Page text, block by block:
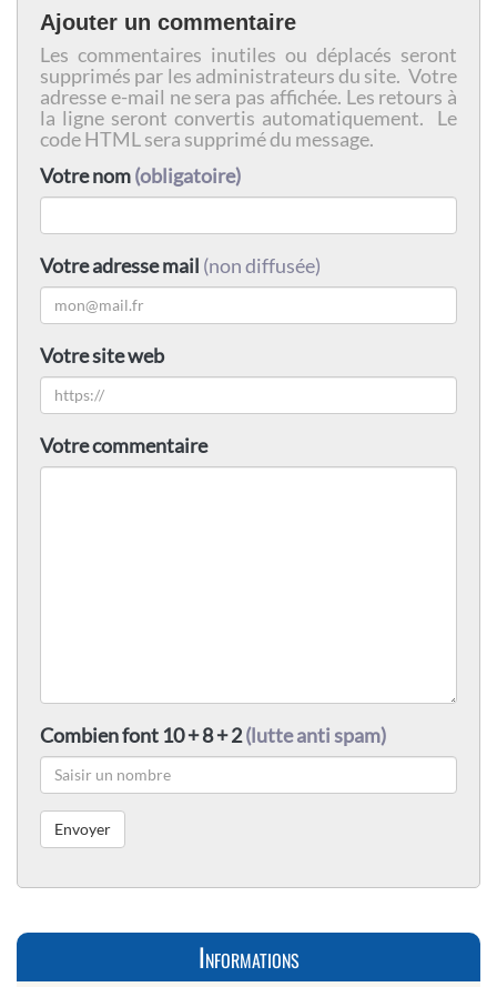
Ajouter un commentaire
Les commentaires inutiles ou déplacés seront
supprimés par les administrateurs du site. Votre
adresse e-mail ne sera pas affichée. Les retours à
la ligne seront convertis automatiquement. Le
code HTML sera supprimé du message.
Votre nom(obligatoire)
Votre adresse mail (non diffusée)
Votre site web
Votre commentaire
Combien font 10 + 8 + 2(lutte anti spam)
Informations